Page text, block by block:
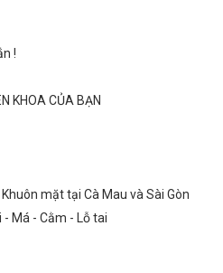
!
KHOA CỦA BẠN
mặt tại Cà Mau và Sài Gòn
- Má - Cằm - Lỗ tai